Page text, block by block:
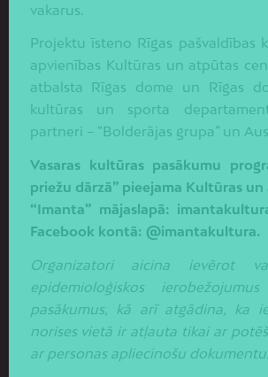
vakarus.
Projektu īsteno Rīgas pašvaldības
apvienības Kultūras un atpūtas
atbalsta Rīgas dome un Rīgas
kultūras un sporta
partneri – “Bolderājas grupa” un
Vasaras kultūras pasākumu
priežu dārzā” pieejama Kultūras
“Imanta” mājaslapā:
Facebook kontā: @imantakultura.
Organizatori aicina ievērot
epidemioloģiskos
pasākumus, kā arī atgādina, ka
norises vietā ir atļauta tikai ar
ar personas apliecinošu dokumentu.